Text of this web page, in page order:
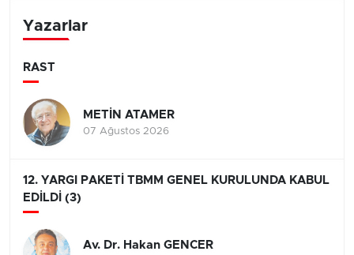
Yazarlar
RAST
METİN ATAMER
07 Ağustos 2026
12. YARGI PAKETİ TBMM GENEL KURULUNDA KABUL
EDİLDİ (3)
Av. Dr. Hakan GENCER